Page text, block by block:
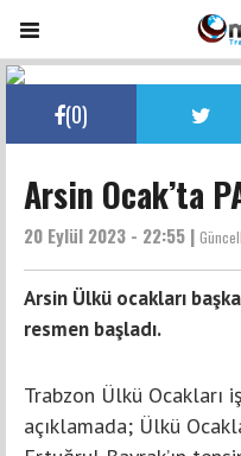
(0)
Arsin Ocak’ta
20 Eylül 2023 - 22:55 |
Arsin Ülkü ocakları
resmen başladı.
Trabzon Ülkü Ocakları
açıklamada; Ülkü